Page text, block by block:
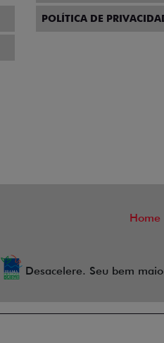
POLÍTICA DE
Home
Desacelere. Seu bem